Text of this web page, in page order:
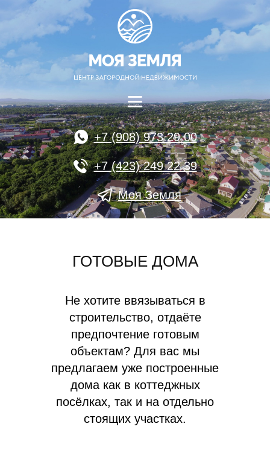
+7 (908) 973 29 00
+7 (423) 249 22 39
Моя Земля
ГОТОВЫЕ ДОМА
Не хотите ввязываться в
строительство, отдаёте
предпочтение готовым
объектам? Для вас мы
предлагаем уже построенные
дома как в коттеджных
посёлках, так и на отдельно
стоящих участках.